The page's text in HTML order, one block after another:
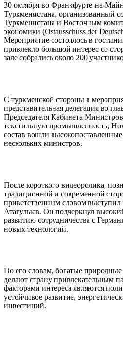
30 октября во Франкфурте-на-
Туркменистана, организованный
Туркменистана и Восточным
экономики (Ostausschuss der
Мероприятие состоялось в
привлекло большой интерес со
зале собрались около 200
С туркменской стороны в
представительная делегация во
Председателя Кабинета
текстильную промышленность,
состав вошли
нескольких министров.
После короткого видеоролика,
традиционной и современной
приветственным словом
Атагулыев. Он подчеркнул
развитию сотрудничества с
новых технологий.
По его словам, богатые
делают страну привлекательным
факторами интереса являются
устойчивое развитие,
инвестиций.